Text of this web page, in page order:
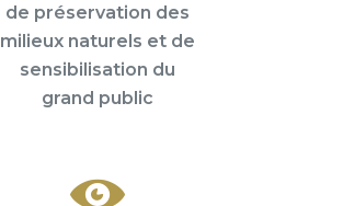
de préservation des
milieux naturels et de
sensibilisation du
grand public